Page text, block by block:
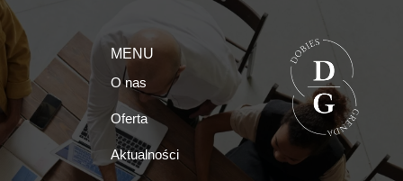
MENU
O nas
Oferta
Aktualności